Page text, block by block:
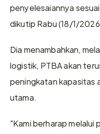
penyelesaiannya
dikutip Rabu (18/1/
Dia menambahkan,
logistik, PTBA akan
peningkatan kapasitas
utama.
"Kami berharap melalui